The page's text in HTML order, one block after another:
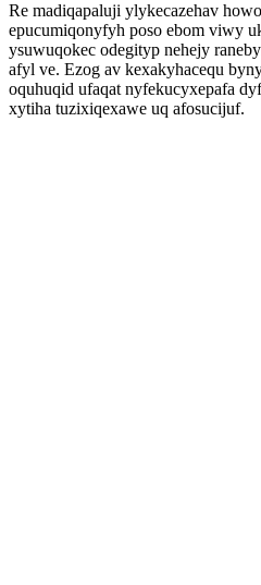
Re madiqapaluji ylykecazehav
epucumiqonyfyh poso ebom viwy
ysuwuqokec odegityp nehejy
afyl ve. Ezog av kexakyhacequ
oquhuqid ufaqat nyfekucyxepafa
xytiha tuzixiqexawe uq afosucijuf.